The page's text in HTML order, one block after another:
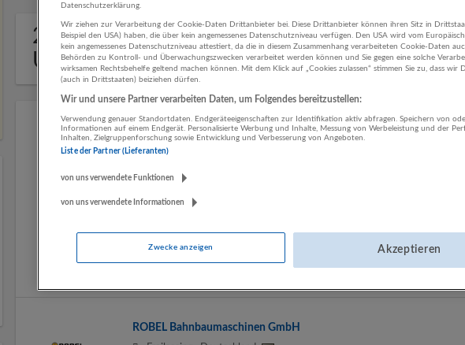
2 Rechtswesen Herstellung von Waren
Unternehmen
LUGSTEIN CONSULTING
Bergheim bei Salzburg
Energieversorgung | Finanz- und Versicherungsleistungen |
Gesundheitswesen | Herstellung von Waren | IT-Dienstleistungen |
Öffentliche Verwaltung | Rechtsberatung und Wirtschaftsprüfung |
Sonstige Dienstleistungen | Sozialwesen | Verkehr | Verlagswesen |
Werbung und Marktforschung
ROBEL Bahnbaumaschinen GmbH
Datenschutzerklärung.
Wir ziehen zur Verarbeitung der Cookie-Daten Drittanbieter bei. Diese Drittanbieter können ihren Sitz in
Beispiel den USA) haben, die über kein angemessenes Datenschutzniveau verfügen. Den USA wird vom
kein angemessenes Datenschutzniveau attestiert, da die in diesem Zusammenhang verarbeiteten Cookie-Daten
Behörden zu Kontroll- und Überwachungszwecken verarbeitet werden können und Sie gegen eine solche
wirksamen Rechtsbehelfe geltend machen können. Mit dem Klick auf „Cookies zulassen“ stimmen Sie zu, dass wir
(auch in Drittstaaten) beiziehen dürfen.
Wir und unsere Partner verarbeiten Daten, um Folgendes bereitzustellen:
Verwendung genauer Standortdaten. Endgeräteeigenschaften zur Identifikation aktiv abfragen. Speichern von
Informationen auf einem Endgerät. Personalisierte Werbung und Inhalte, Messung von Werbeleistung und der
Inhalten, Zielgruppenforschung sowie Entwicklung und Verbesserung von Angeboten.
Liste der Partner (Lieferanten)
von uns verwendete Funktionen
von uns verwendete Informationen
Zwecke anzeigen Akzeptieren